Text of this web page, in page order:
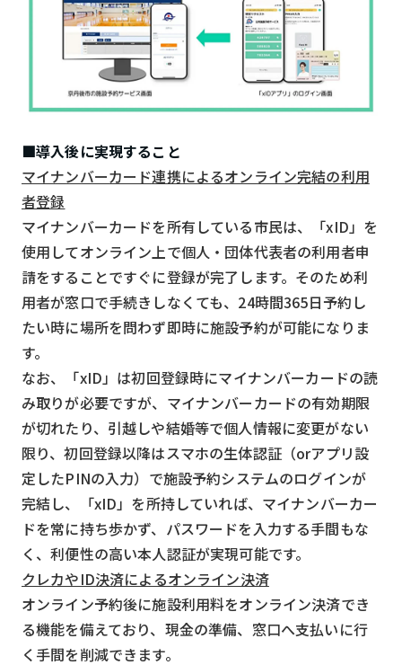
■導入後に実現すること
マイナンバーカード連携によるオンライン完結の利用
者登録
マイナンバーカードを所有している市民は、「xID」を
使用してオンライン上で個人・団体代表者の利用者申
請をすることですぐに登録が完了します。そのため利
用者が窓口で手続きしなくても、24時間365日予約し
たい時に場所を問わず即時に施設予約が可能になりま
す。
なお、「xID」は初回登録時にマイナンバーカードの読
み取りが必要ですが、マイナンバーカードの有効期限
が切れたり、引越しや結婚等で個人情報に変更がない
限り、初回登録以降はスマホの生体認証（orアプリ設
定したPINの入力）で施設予約システムのログインが
完結し、「xID」を所持していれば、マイナンバーカー
ドを常に持ち歩かず、パスワードを入力する手間もな
く、利便性の高い本人認証が実現可能です。
クレカやID決済によるオンライン決済
オンライン予約後に施設利用料をオンライン決済でき
る機能を備えており、現金の準備、窓口へ支払いに行
く手間を削減できます。